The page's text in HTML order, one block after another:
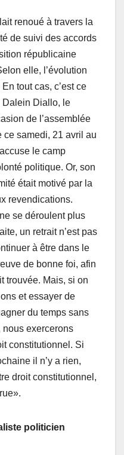
renoué à travers la
de suivi des accords
républicaine
elle, l’évolution
tout cas, c’est ce
Dalein Diallo, le
de l’assemblée
ce samedi, 21 avril au
le camp
politique. Or, son
était motivé par la
revendications.
se déroulent plus
un retrait n’est pas
à être dans le
de bonne foi, afin
trouvée. Mais, si on
et essayer de
du temps sans
nous exercerons
constitutionnel. Si
il n’y a rien,
droit constitutionnel,
politicien